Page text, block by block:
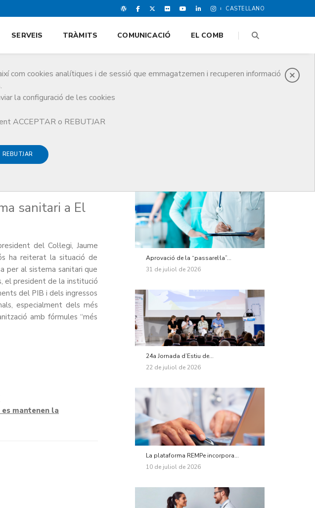
CASTELLANO
cookies analítiques i de sessió que emmagatzemen i recuperen informació
la configuració de les cookies
ACCEPTAR o REBUTJAR
REBUTJAR
SERVEIS TRÀMITS COMUNICACIÓ EL COMB
Avui i Vilaweb
sanitari a El
del Col·legi, Jaume
ha reiterat la situació de
per al sistema sanitari que
el president de la institució
del PIB i dels ingressos
especialment dels més
amb fórmules “més
mantenen la
Aprovació de la “passarel·la”...
31 de juliol de 2026
24a Jornada d’Estiu de...
22 de juliol de 2026
La plataforma REMPe incorpora...
10 de juliol de 2026